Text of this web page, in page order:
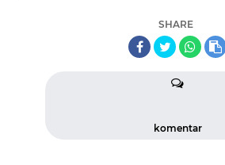
SHARE
komentar